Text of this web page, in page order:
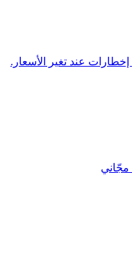
تغير الأسعار.